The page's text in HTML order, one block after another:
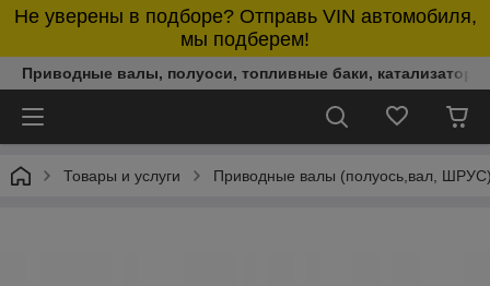
Не уверены в подборе? Отправь VIN автомобиля,
мы подберем!
Приводные валы, полуоси, топливные баки,
Товары и услуги Приводные валы (полуось,вал,